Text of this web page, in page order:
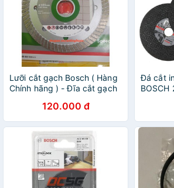
Lưỡi cắt gạch Bosch ( Hàng
Chính hãng ) - Đĩa cắt gạch
120.000 đ
Đá cắt
BOSCH